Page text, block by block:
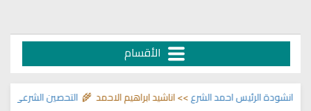
الأقسام
التحصين الشرعي للبيت الرئيس احمد الشرع>> اناشيد ابراهيم الاحمد 🌾